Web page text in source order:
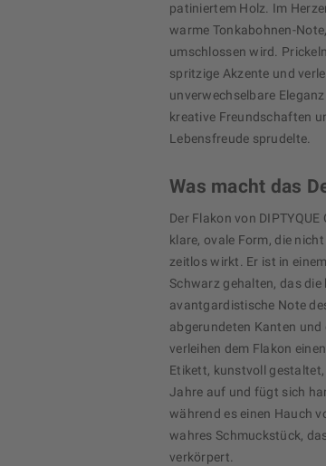
patiniertem Holz. Im
warme Tonkabohnen-
umschlossen wird.
spritzige Akzente und
unverwechselbare
kreative Freundschaften
Lebensfreude sprudelte.
Was macht das
Der Flakon von
klare, ovale Form, die
zeitlos wirkt. Er ist in
Schwarz gehalten, das
avantgardistische Note
abgerundeten Kanten
verleihen dem Flakon
Etikett, kunstvoll
Jahre auf und fügt sich
während es einen Hauch
wahres Schmuckstück,
verkörpert.